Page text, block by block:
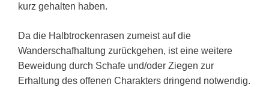
kurz gehalten haben.
Da die Halbtrockenrasen zumeist auf die
Wanderschafhaltung zurückgehen, ist eine weitere
Beweidung durch Schafe und/oder Ziegen zur
Erhaltung des offenen Charakters dringend notwendig.